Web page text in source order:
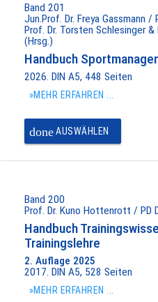
Band 201
Jun.Prof. Dr. Freya Gassmann
Prof. Dr. Torsten Schlesinger
(Hrsg.)
Handbuch
2026. DIN A5, 448 Seiten
»MEHR ERFAHREN ...
doneAUSWÄHLEN
Band 200
Prof. Dr. Kuno Hottenrott / PD
Handbuch
Trainingslehre
2. Auflage 2025
2017. DIN A5, 528 Seiten
»MEHR ERFAHREN ...